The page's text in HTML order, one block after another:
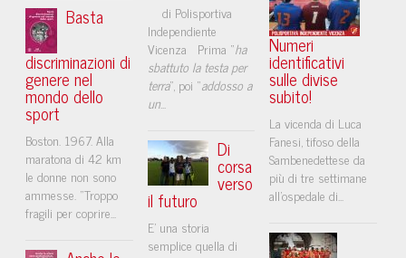
Basta
discriminazioni di
genere nel
mondo dello
sport
Boston. 1967. Alla
maratona di 42 km
le donne non sono
ammesse. "Troppo
fragili per coprire...
di Polisportiva
Independiente
Vicenza Prima “ha
sbattuto la testa per
terra”, poi “addosso a
un...
Di
corsa
verso
il futuro
E’ una storia
semplice quella di
Numeri
identificativi
sulle divise
subito!
La vicenda di Luca
Fanesi, tifoso della
Sambenedettese da
più di tre settimane
all'ospedale di...